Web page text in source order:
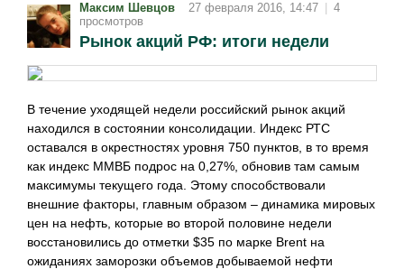
Максим Шевцов 27 февраля 2016, 14:47
4
просмотров
Рынок акций РФ: итоги недели
В течение уходящей недели российский рынок акций
находился в состоянии консолидации. Индекс РТС
оставался в окрестностях уровня 750 пунктов, в то время
как индекс ММВБ подрос на 0,27%, обновив там самым
максимумы текущего года. Этому способствовали
внешние факторы, главным образом – динамика мировых
цен на нефть, которые во второй половине недели
восстановились до отметки $35 по марке Brent на
ожиданиях заморозки объемов добываемой нефти